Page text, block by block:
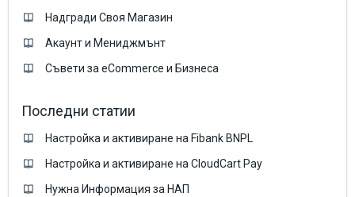
Надгради Своя Магазин
Акаунт и Мениджмънт
Съвети за eCommerce и Бизнеса
Последни статии
Настройка и активиране на Fibank BNPL
Настройка и активиране на CloudCart Pay
Нужна Информация за НАП